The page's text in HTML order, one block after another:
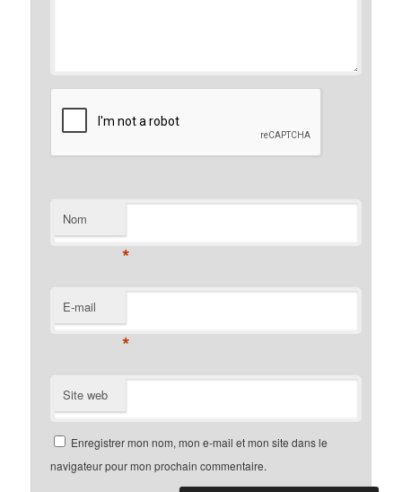
Nom
*
E-mail
*
Site web
Enregistrer mon nom, mon e-mail et mon site dans le
navigateur pour mon prochain commentaire.